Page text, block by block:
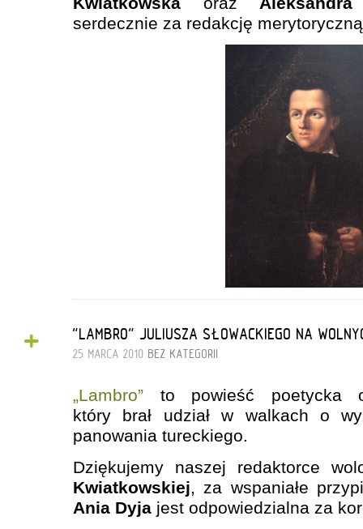
serdecznie za redakcję
+ "LAMBRO" JULIUSZA SŁOWACKIEGO NA
25 MARCA 2010 BEZ KATEGORII
„Lambro” to powieść poetycka
który brał udział w walkach o
panowania tureckiego.
Dziękujemy naszej redaktorce
Kwiatkowskiej, za wspaniałe
Ania Dyja jest odpowiedzialna za